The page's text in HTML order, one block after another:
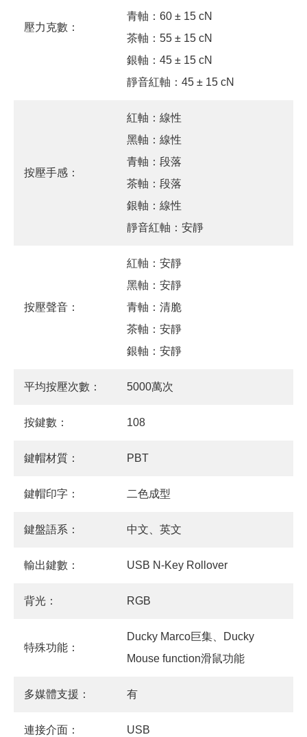
壓力克數：
青軸：60 ± 15 cN
茶軸：55 ± 15 cN
銀軸：45 ± 15 cN
靜音紅軸：45 ± 15 cN
按壓手感：
紅軸：線性
黑軸：線性
青軸：段落
茶軸：段落
銀軸：線性
靜音紅軸：安靜
按壓聲音：
紅軸：安靜
黑軸：安靜
青軸：清脆
茶軸：安靜
銀軸：安靜
平均按壓次數： 5000萬次
按鍵數： 108
鍵帽材質： PBT
鍵帽印字： 二色成型
鍵盤語系： 中文、英文
輸出鍵數： USB N-Key Rollover
背光： RGB
特殊功能：
Ducky Marco巨集、Ducky
Mouse function滑鼠功能
多媒體支援： 有
連接介面： USB